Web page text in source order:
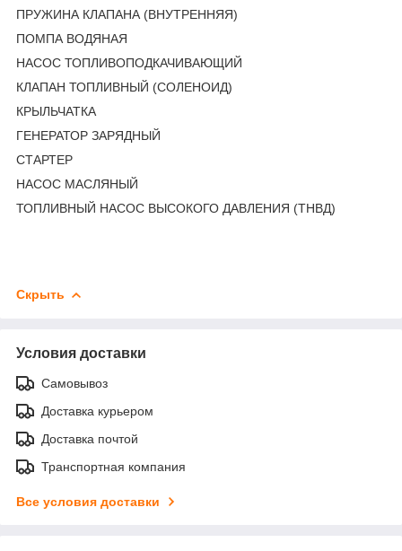
ПРУЖИНА КЛАПАНА (ВНУТРЕННЯЯ)
ПОМПА ВОДЯНАЯ
НАСОС ТОПЛИВОПОДКАЧИВАЮЩИЙ
КЛАПАН ТОПЛИВНЫЙ (СОЛЕНОИД)
КРЫЛЬЧАТКА
ГЕНЕРАТОР ЗАРЯДНЫЙ
СТАРТЕР
НАСОС МАСЛЯНЫЙ
ТОПЛИВНЫЙ НАСОС ВЫСОКОГО ДАВЛЕНИЯ (ТНВД)
Скрыть
Условия доставки
Самовывоз
Доставка курьером
Доставка почтой
Транспортная компания
Все условия доставки